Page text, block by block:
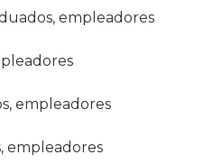
empleadores
empleadores
empleadores